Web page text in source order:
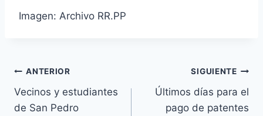
Imagen: Archivo RR.PP
ANTERIOR
Vecinos y estudiantes
de San Pedro
SIGUIENTE
Últimos días para el
pago de patentes